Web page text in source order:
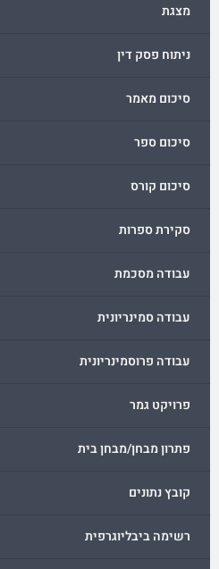
מצגת
ניתוח פסק דין
סיכום מאמר
סיכום ספר
סיכום קורס
סקירת ספרות
עבודה מסכמת
עבודה סמינריונית
עבודה פרוסמינריונית
פרויקט גמר
פתרון מבחן/מבחן בית
קובץ נתונים
רשימה ביבליוגרפית